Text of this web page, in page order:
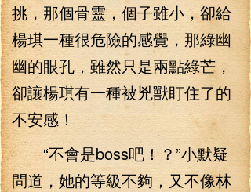
挑，那個骨靈，個子雖小，卻給
楊琪一種很危險的感覺，那綠幽
幽的眼孔，雖然只是兩點綠芒，
卻讓楊琪有一種被兇獸盯住了的
不安感！
“不會是boss吧！？”小默疑
問道，她的等級不夠，又不像林